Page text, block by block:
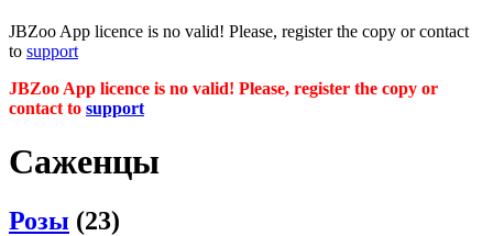
JBZoo App licence is no valid! Please, register the copy or contact
to support
JBZoo App licence is no valid! Please, register the copy or
contact to support
Саженцы
Розы (23)